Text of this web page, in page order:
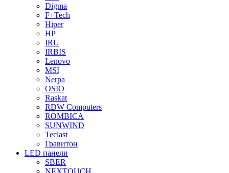
Digma
F+Tech
Hiper
HP
IRU
IRBIS
Lenovo
MSI
Nerpa
OSIO
Raskat
RDW Computers
ROMBICA
SUNWIND
Teclast
Гравитон
LED панели
SBER